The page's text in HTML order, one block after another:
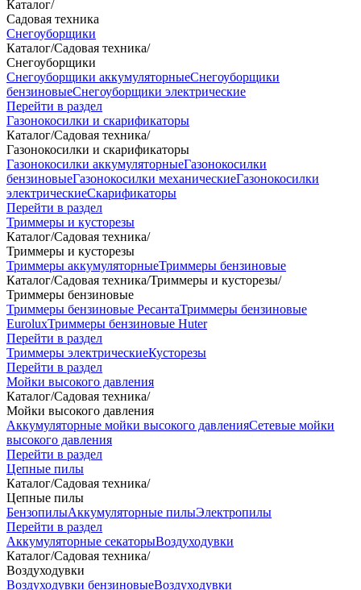
Каталог/
Садовая техника
Снегоуборщики
Каталог/Садовая техника/
Снегоуборщики
Снегоуборщики аккумуляторныеСнегоуборщики
бензиновыеСнегоуборщики электрические
Перейти в раздел
Газонокосилки и скарификаторы
Каталог/Садовая техника/
Газонокосилки и скарификаторы
Газонокосилки аккумуляторныеГазонокосилки
бензиновыеГазонокосилки механическиеГазонокосилки
электрическиеСкарификаторы
Перейти в раздел
Триммеры и кусторезы
Каталог/Садовая техника/
Триммеры и кусторезы
Триммеры аккумуляторныеТриммеры бензиновые
Каталог/Садовая техника/Триммеры и кусторезы/
Триммеры бензиновые
Триммеры бензиновые РесантаТриммеры бензиновые
EuroluxТриммеры бензиновые Huter
Перейти в раздел
Триммеры электрическиеКусторезы
Перейти в раздел
Мойки высокого давления
Каталог/Садовая техника/
Мойки высокого давления
Аккумуляторные мойки высокого давленияСетевые мойки
высокого давления
Перейти в раздел
Цепные пилы
Каталог/Садовая техника/
Цепные пилы
БензопилыАккумуляторные пилыЭлектропилы
Перейти в раздел
Аккумуляторные секаторыВоздуходувки
Каталог/Садовая техника/
Воздуходувки
Воздуходувки бензиновыеВоздуходувки